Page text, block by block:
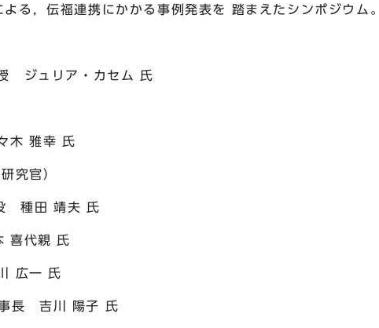
伝福連携にかかる事例発表を 踏まえたシンポジウム。
ュリア・カセム 氏
雅幸 氏
官）
種田 靖夫 氏
代親 氏
一 氏
吉川 陽子 氏